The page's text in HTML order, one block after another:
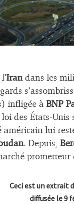
Irandans les
infligée à BNP
des États-Unis
américain lui
. Depuis,
Ceci est un extrait
diffusée le 9